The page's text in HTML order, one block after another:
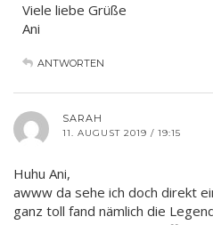
Viele liebe Grüße
Ani
ANTWORTEN
SARAH
11. AUGUST 2019 / 19:15
Huhu Ani,
awww da sehe ich doch direkt
ganz toll fand nämlich die